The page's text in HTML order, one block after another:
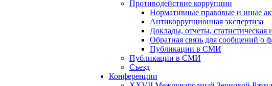
Противодействие коррупции
Нормативные правовые и иные
Антикоррупционная экспертиза
Доклады, отчеты, статистическая
Обратная связь для сообщений о
Публикации в СМИ
Публикации в СМИ
Съезд
Конференции